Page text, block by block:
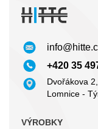
+420 35
Dvořákova 2,
Lomnice -
VÝROBKY